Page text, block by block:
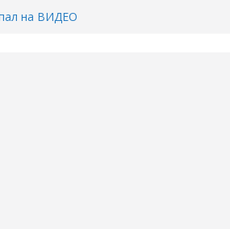
Кармацкого в Тюмени.